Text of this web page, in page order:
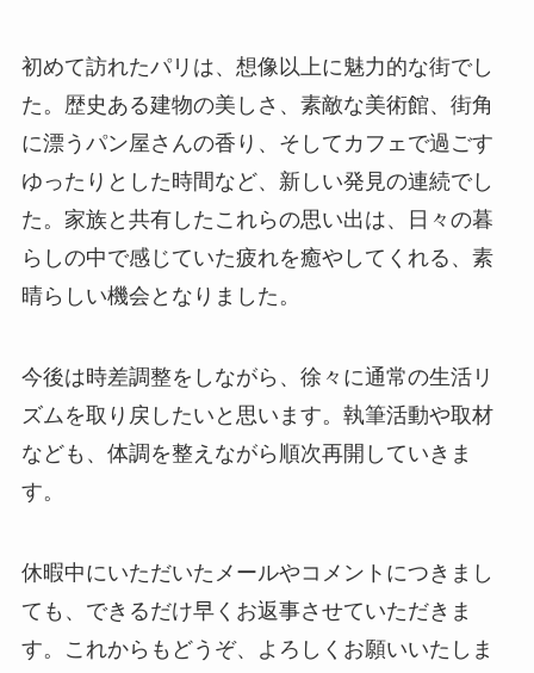
初めて訪れたパリは、想像以上に魅力的な街でし
た。歴史ある建物の美しさ、素敵な美術館、街角
に漂うパン屋さんの香り、そしてカフェで過ごす
ゆったりとした時間など、新しい発見の連続でし
た。家族と共有したこれらの思い出は、日々の暮
らしの中で感じていた疲れを癒やしてくれる、素
晴らしい機会となりました。
今後は時差調整をしながら、徐々に通常の生活リ
ズムを取り戻したいと思います。執筆活動や取材
なども、体調を整えながら順次再開していきま
す。
休暇中にいただいたメールやコメントにつきまし
ても、できるだけ早くお返事させていただきま
す。これからもどうぞ、よろしくお願いいたしま